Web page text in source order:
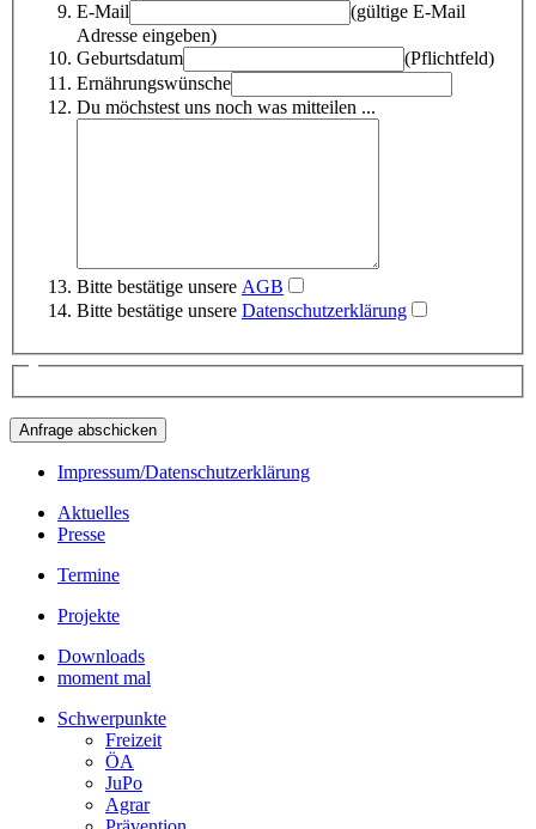
E-Mail
(gültige E-Mail
Adresse eingeben)
Geburtsdatum
(Pflichtfeld)
Ernährungswünsche
Du möchstest uns noch was mitteilen ...
Bitte bestätige unsere AGB
Bitte bestätige unsere Datenschutzerklärung
Impressum/Datenschutzerklärung
Aktuelles
Presse
Termine
Projekte
Downloads
moment mal
Schwerpunkte
Freizeit
ÖA
JuPo
Agrar